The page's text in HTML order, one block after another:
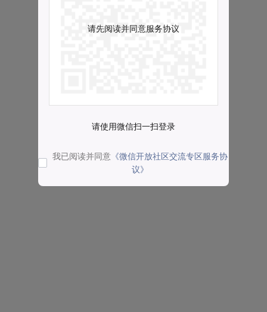
请先阅读并同意服务协议
请使用微信扫一扫登录
我已阅读并同意 《微信开放社区交流专区服务协
议》